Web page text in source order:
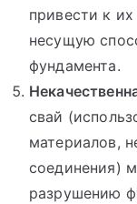
привести к
несущую
фундамента.
свай
материалов,
соединения)
разрушению